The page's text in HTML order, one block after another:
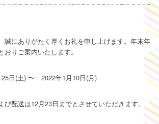
誠にありがたく厚くお礼を申し上げます。年末年
りご案内いたします。
25日(土) 〜 2022年1月10日(月)
配送は12月23日までとさせていただきます。